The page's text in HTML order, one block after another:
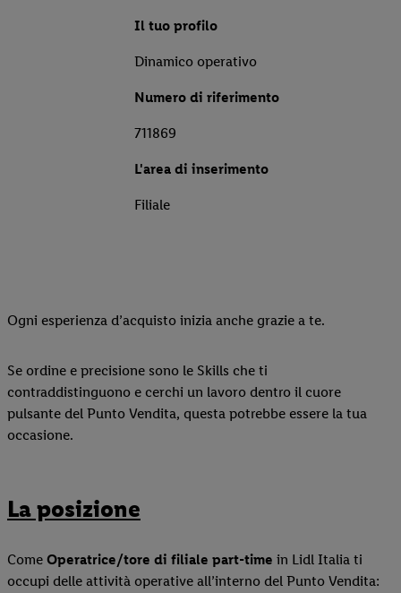
Il tuo profilo
Dinamico operativo
Numero di riferimento
711869
L'area di inserimento
Filiale
Ogni esperienza d’acquisto inizia anche grazie a te.
Se ordine e precisione sono le Skills che ti
contraddistinguono e cerchi un lavoro dentro il cuore
pulsante del Punto Vendita, questa potrebbe essere la tua
occasione.
La posizione
Come Operatrice/tore di filiale part-time in Lidl Italia ti
occupi delle attività operative all’interno del Punto Vendita: